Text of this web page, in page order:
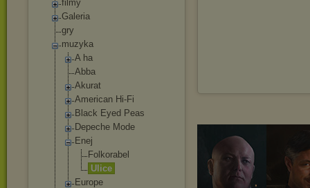
filmy
Galeria
gry
muzyka
A ha
Abba
Akurat
American Hi-Fi
Black Eyed Peas
Depeche Mode
Enej
Folkorabel
Ulice
Europe